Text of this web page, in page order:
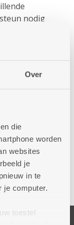
Over
die
worden
websites
je
in te
je computer.
toestel
nodig
koken,
van het
te